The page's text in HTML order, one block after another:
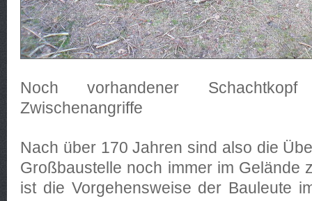
Noch vorhandener
Zwischenangriffe
Nach über 170 Jahren sind also die
Großbaustelle noch immer im Gelände
ist die Vorgehensweise der Bauleute